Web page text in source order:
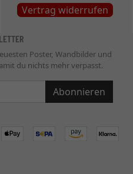
Vertrag widerrufen
Poster, Wandbilder und
du nichts mehr verpasst.
Abonnieren